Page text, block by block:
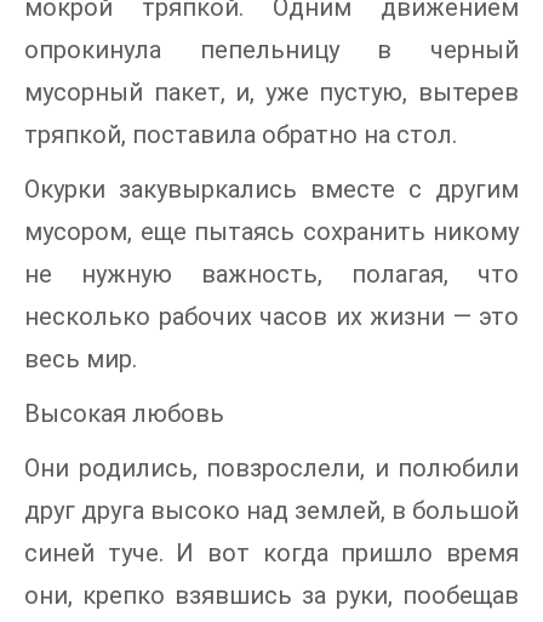
мокрой тряпкой. Одним движением
опрокинула пепельницу в черный
мусорный пакет, и, уже пустую, вытерев
тряпкой, поставила обратно на стол.
Окурки закувыркались вместе с другим
мусором, еще пытаясь сохранить никому
не нужную важность, полагая, что
несколько рабочих часов их жизни — это
весь мир.
Высокая любовь
Они родились, повзрослели, и полюбили
друг друга высоко над землей, в большой
синей туче. И вот когда пришло время
они, крепко взявшись за руки, пообещав